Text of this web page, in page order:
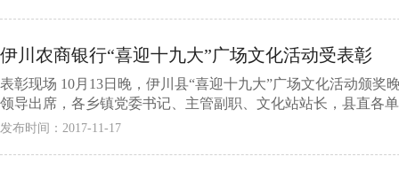
伊川农商银行“喜迎十九大”广场文化活动受表彰
表彰现场 10月13日晚，伊川县“喜迎十九大”广场文化活动颁
领导出席，各乡镇党委书记、主管副职、文化站站长，县直各
发布时间：2017-11-17